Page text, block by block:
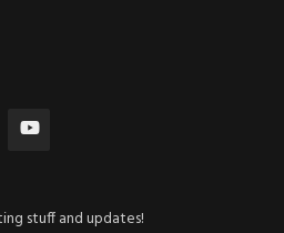
stuff and updates!